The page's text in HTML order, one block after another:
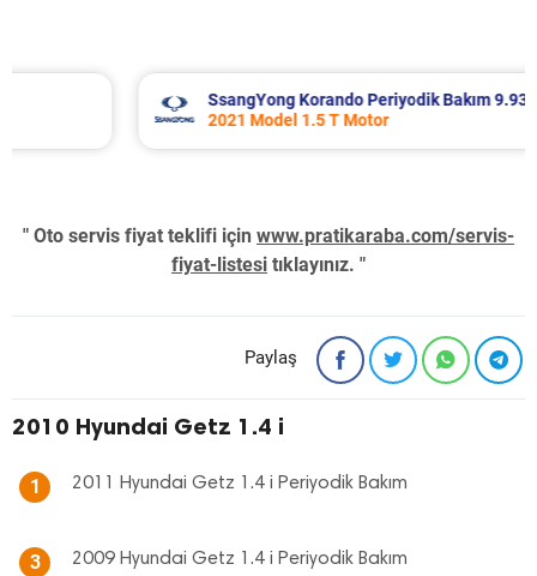
SsangYong Korando Periyodik Bakım 9.937 TL
2021 Model 1.5 T Motor
" Oto servis fiyat teklifi için www.pratikaraba.com/servis-
fiyat-listesi tıklayınız. "
Paylaş
2010 Hyundai Getz 1.4 i
1 2011 Hyundai Getz 1.4 i Periyodik Bakım
3 2009 Hyundai Getz 1.4 i Periyodik Bakım